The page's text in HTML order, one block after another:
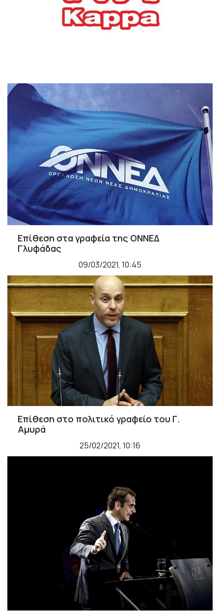
Επίθεση στα γραφεία της ΟΝΝΕΔ
Γλυφάδας
09/03/2021, 10:45
Επίθεση στο πολιτικό γραφείο του Γ.
Αμυρά
25/02/2021, 10:16